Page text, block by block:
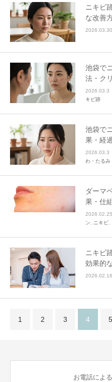
ニキビ
な改善
2026.03.30
池袋で
法・ク
2026.03.3
キビ跡
池袋で
果・経
2026.03.3
わ・たるみ
ダーマ
果・仕
2026.02.25
ン, ニキビ,
ニキビ
効果的
2026.02.16
1 2 3 4 5
お電話によ